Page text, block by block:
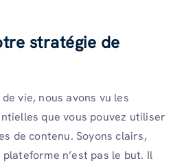
stratégie de
vie, nous avons vu les
que vous pouvez utiliser
de contenu. Soyons clairs,
n’est pas le but. Il